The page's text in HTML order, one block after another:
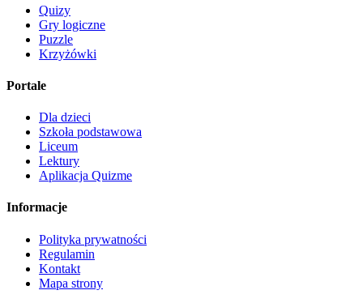
Quizy
Gry logiczne
Puzzle
Krzyżówki
Portale
Dla dzieci
Szkoła podstawowa
Liceum
Lektury
Aplikacja Quizme
Informacje
Polityka prywatności
Regulamin
Kontakt
Mapa strony